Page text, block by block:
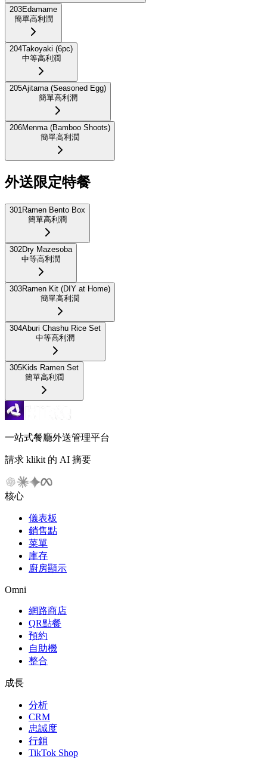
203Edamame
簡單高利潤
204Takoyaki (6pc)
中等高利潤
205Ajitama (Seasoned Egg)
簡單高利潤
206Menma (Bamboo Shoots)
簡單高利潤
外送限定特餐
301Ramen Bento Box
簡單高利潤
302Dry Mazesoba
中等高利潤
303Ramen Kit (DIY at Home)
簡單高利潤
304Aburi Chashu Rice Set
中等高利潤
305Kids Ramen Set
簡單高利潤
一站式餐廳外送管理平台
請求 klikit 的 AI 摘要
核心
儀表板
銷售點
菜單
庫存
廚房顯示
Omni
網路商店
QR點餐
預約
自助機
整合
成長
分析
CRM
忠誠度
行銷
TikTok Shop